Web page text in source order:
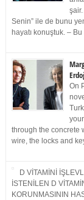
şair.
Senin” ile de bunu
hayatı konuştuk. –
On
through the concrete
wire, the locks and
D VİTAMİNİ
İSTENİLEN D
KORUNMASININ